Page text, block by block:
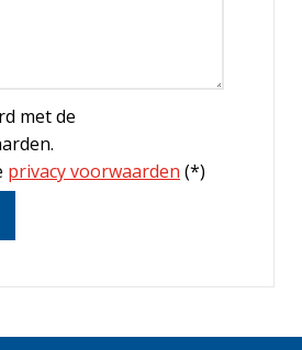
met de
privacy voorwaarden (*)